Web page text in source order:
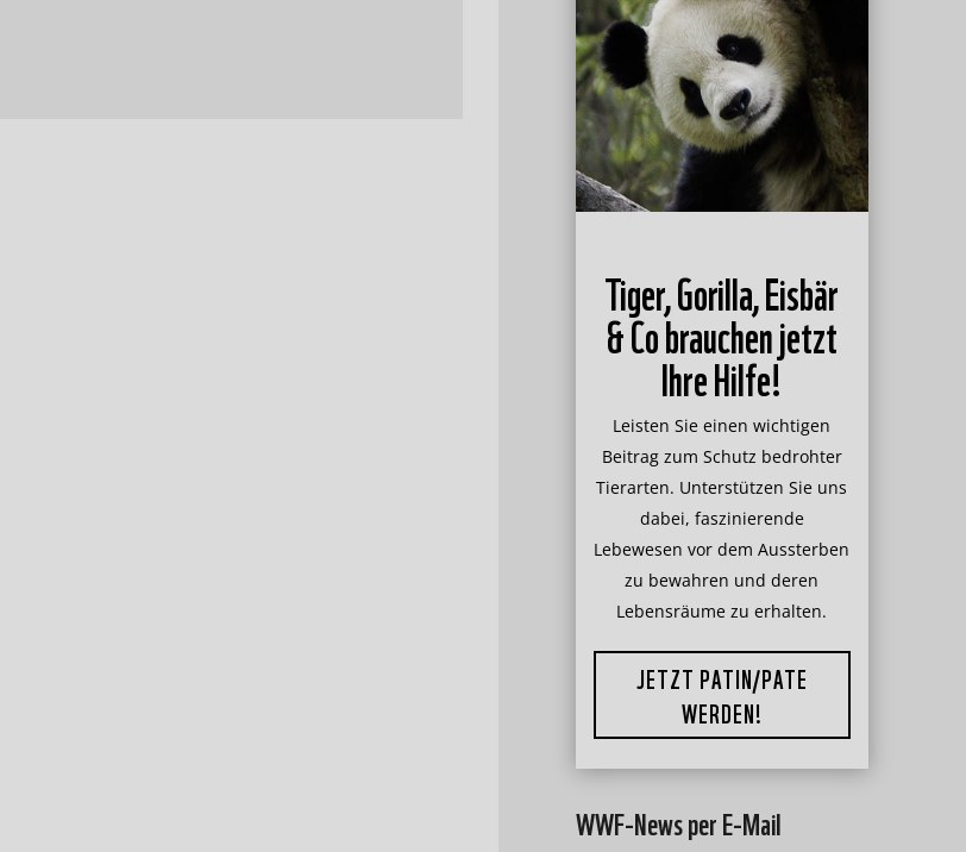
Tiger, Gorilla, Eisbär
& Co brauchen jetzt
Ihre Hilfe!
Leisten Sie einen wichtigen
Beitrag zum Schutz bedrohter
Tierarten. Unterstützen Sie uns
dabei, faszinierende
Lebewesen vor dem Aussterben
zu bewahren und deren
Lebensräume zu erhalten.
JETZT PATIN/PATE
WERDEN!
WWF-News per E-Mail